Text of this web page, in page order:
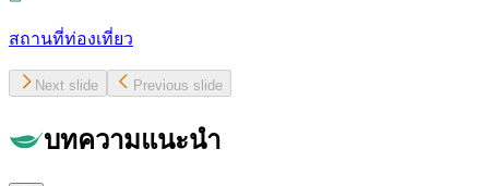
สถานที่ท่องเที่ยว
Next slide Previous slide
บทความแนะนำ